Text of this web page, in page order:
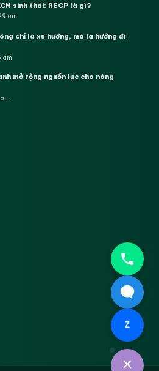
sinh thái: RECP là gì?
am
chỉ là xu hướng, mà là hướng đi
am
mở rộng nguồn lực cho nông
Z